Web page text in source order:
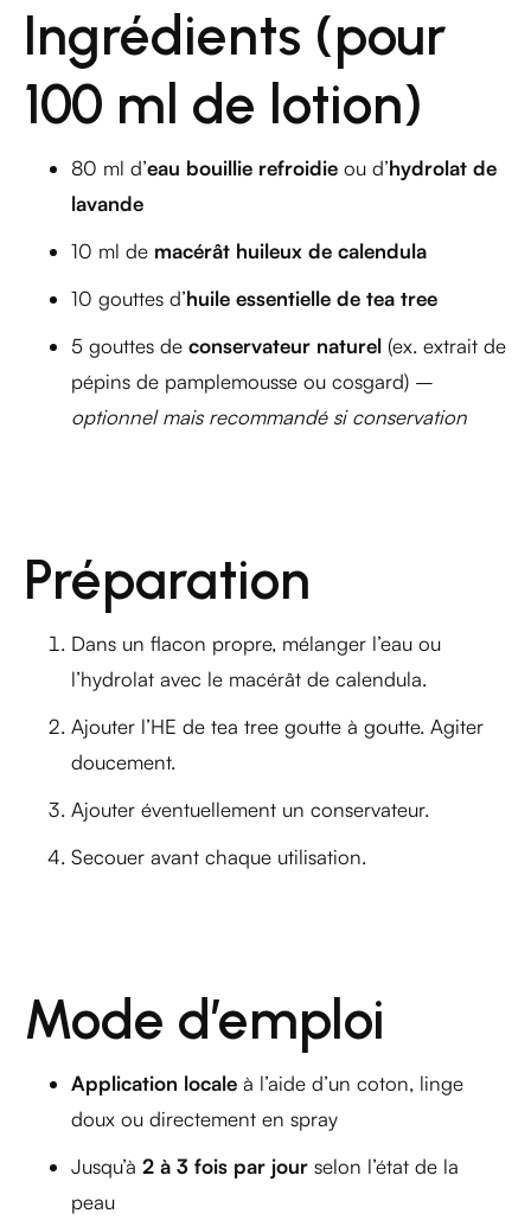
Ingrédients (pour
100 ml de lotion)
80 ml d’eau bouillie refroidie ou d’hydrolat de
lavande
10 ml de macérât huileux de calendula
10 gouttes d’huile essentielle de tea tree
5 gouttes de conservateur naturel (ex. extrait de
pépins de pamplemousse ou cosgard) –
optionnel mais recommandé si conservation
Préparation
Dans un flacon propre, mélanger l’eau ou
l’hydrolat avec le macérât de calendula.
Ajouter l’HE de tea tree goutte à goutte. Agiter
doucement.
Ajouter éventuellement un conservateur.
Secouer avant chaque utilisation.
Mode d’emploi
Application locale à l’aide d’un coton, linge
doux ou directement en spray
Jusqu’à 2 à 3 fois par jour selon l’état de la
peau